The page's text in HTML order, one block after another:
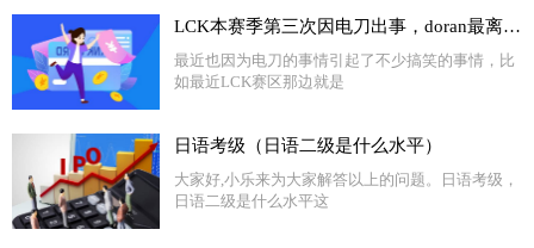
LCK本赛季第三次因电刀出事，doran最离谱，还有人被禁赛
最近也因为电刀的事情引起了不少搞笑的事情，比
如最近LCK赛区那边就是
日语考级（日语二级是什么水平）
大家好,小乐来为大家解答以上的问题。日语考级，
日语二级是什么水平这